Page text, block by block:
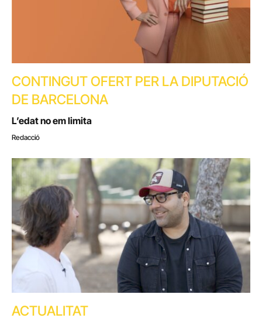
CONTINGUT OFERT PER LA DIPUTACIÓ
DE BARCELONA
L’edat no em limita
Redacció
ACTUALITAT